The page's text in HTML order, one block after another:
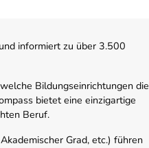
informiert zu über 3.500
Bildungseinrichtungen die
bietet eine einzigartige
Beruf.
Grad, etc.) führen